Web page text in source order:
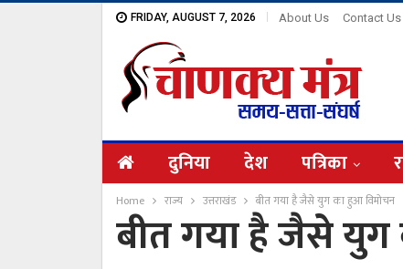
FRIDAY, AUGUST 7, 2026 About Us Contact Us
दुनिया देश पत्रिका
Home राज्य उत्तराखंड बीत गया है जैसे युग का हुआ विमोचन
बीत गया है जैसे